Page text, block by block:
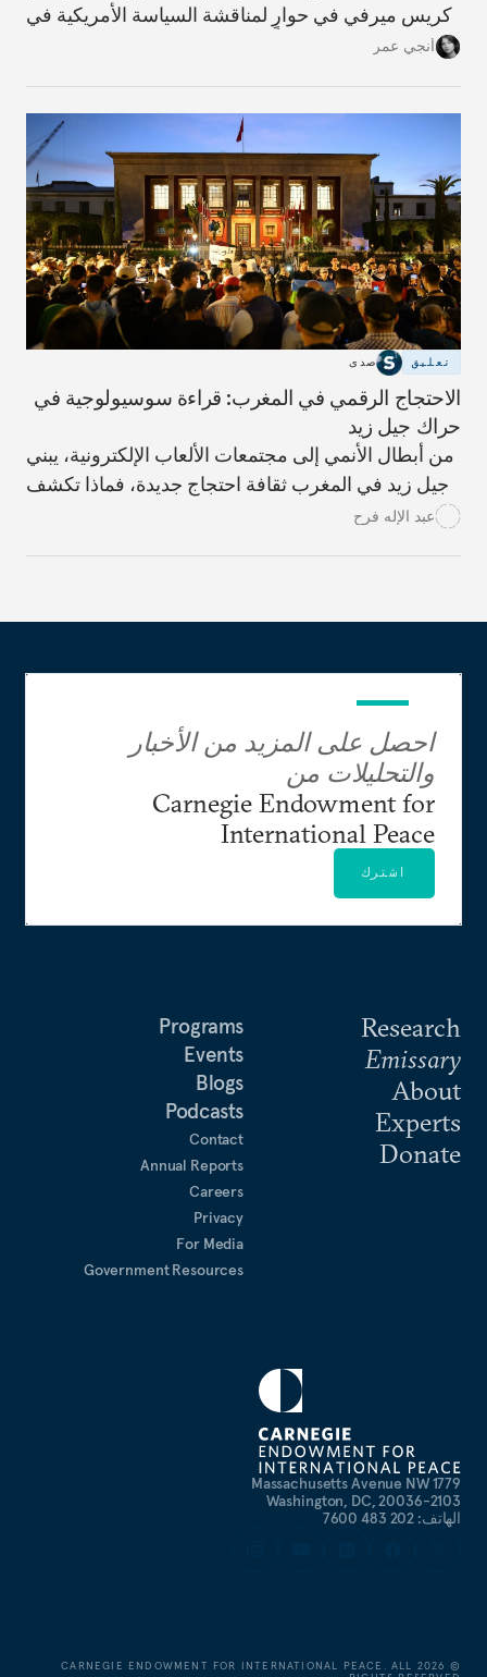
كريس ميرفي في حوارٍ لمناقشة السياسة الأمريكية في
الشرق الأوسط، محذرًا من أن الحرب على إيران خطأ
أنجي عمر
تعليق صدى
الاحتجاج الرقمي في المغرب: قراءة سوسيولوجية في
حراك جيل زيد
من أبطال الأنمي إلى مجتمعات الألعاب الإلكترونية، يبني
جيل زيد في المغرب ثقافة احتجاج جديدة، فماذا تكشف
هذه المخيلة الرقمية عن السياسة لدى الشباب؟ وكيف
عبد الإله فرح
1779 Massachusetts Avenue NW
Washington, DC, 20036-2103
الهاتف: 202 483 7600
Research
Emissary
About
Experts
Donate
Programs
Events
Blogs
Podcasts
Contact
Annual Reports
Careers
Privacy
For Media
Government Resources
احصل على المزيد من الأخبار
والتحليلات من
Carnegie Endowment for
International Peace
اشترك
©
2026
CARNEGIE ENDOWMENT FOR INTERNATIONAL PEACE. ALL